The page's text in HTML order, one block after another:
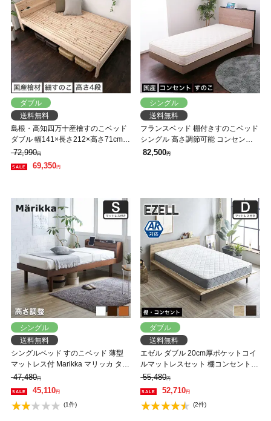
ダブル
送料無料
島根・高知四万十産檜すのこベッド
ダブル 幅141×長さ212×高さ71cm
国産 ひのき 宮付き コンセント2口付
き 高さ4段階調節 木製
72,990円
69,350円
シングル
送料無料
フランスベッド 棚付きすのこベッド
シングル 高さ調節可能 コンセント
付き 脚付きベッド スリム棚 タブレ
82,500円
シングル
送料無料
シングルベッド すのこベッド 薄型
マットレス付 Marikka マリッカ タモ
天然木 本棚付き 高さ3段階調節可能
白 ホワイト ナチュラル 【大型家具
配送】
47,480円
45,110円
(1件)
ダブル
送料無料
エゼル ダブル 20cm厚ポケットコイ
ルマットレスセット 棚コンセント付
き 高さ２段階調整 すのこベッド ス
テージベッド 脚付きベッド 【大型
家具配送】
55,480円
52,710円
(2件)